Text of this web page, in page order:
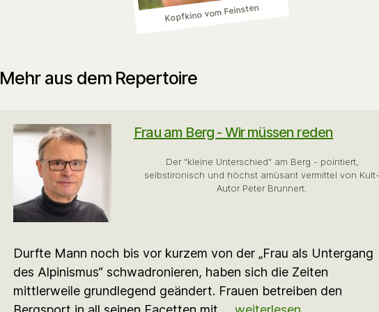
Kopfkino vom Feinsten
Mehr aus dem Repertoire
Frau am Berg - Wir müssen reden
Der "kleine Unterschied" am Berg - pointiert,
selbstironisch und höchst amüsant vermittel von Kult-
Autor Peter Brunnert.
Durfte Mann noch bis vor kurzem von der „Frau als Untergang
des Alpinismus“ schwadronieren, haben sich die Zeiten
mittlerweile grundlegend geändert. Frauen betreiben den